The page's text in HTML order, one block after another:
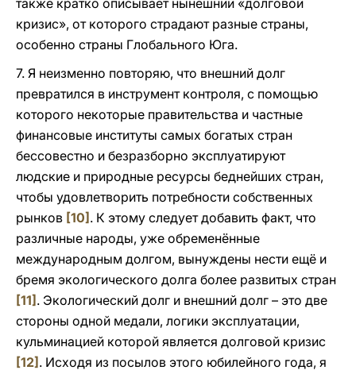
также кратко описывает нынешний «долговой
кризис», от которого страдают разные страны,
особенно страны Глобального Юга.
7. Я неизменно повторяю, что внешний долг
превратился в инструмент контроля, с помощью
которого некоторые правительства и частные
финансовые институты самых богатых стран
бессовестно и безразборно эксплуатируют
людские и природные ресурсы беднейших стран,
чтобы удовлетворить потребности собственных
рынков [10] . К этому следует добавить факт, что
различные народы, уже обременённые
международным долгом, вынуждены нести ещё и
бремя экологического долга более развитых стран
[11] . Экологический долг и внешний долг – это две
стороны одной медали, логики эксплуатации,
кульминацией которой является долговой кризис
[12] . Исходя из посылов этого юбилейного года, я